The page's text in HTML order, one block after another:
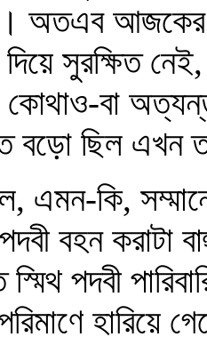
অতএব আজকের
দিয়ে সুরক্ষিত
বা
ছিল এখন
এমন-কি,
বহন করাটা
পদবী
হারিয়ে